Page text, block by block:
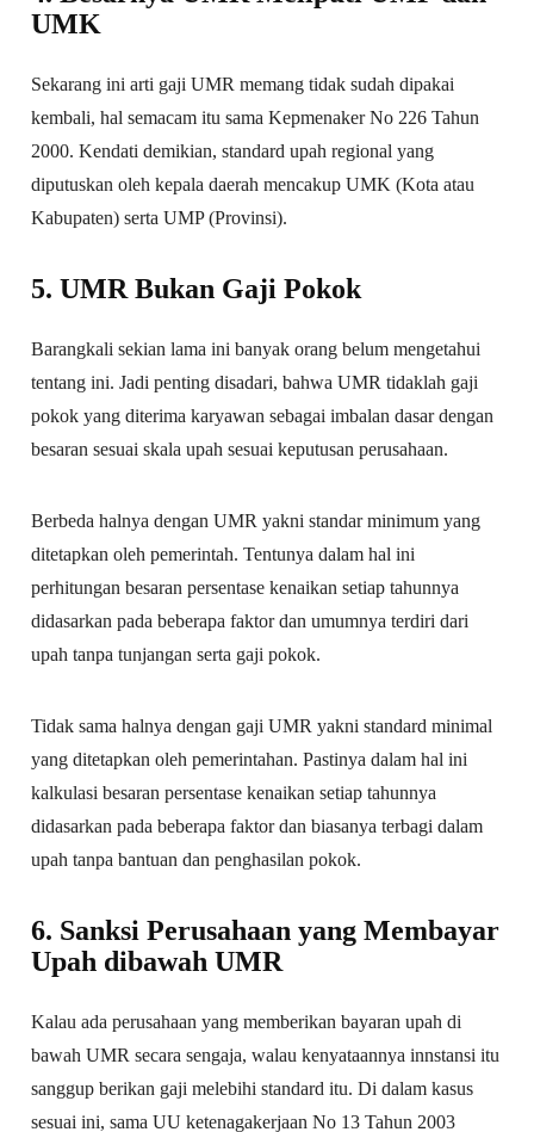
UMK
Sekarang ini arti gaji UMR memang tidak sudah dipakai
kembali, hal semacam itu sama Kepmenaker No 226 Tahun
2000. Kendati demikian, standard upah regional yang
diputuskan oleh kepala daerah mencakup UMK (Kota atau
Kabupaten) serta UMP (Provinsi).
5. UMR Bukan Gaji Pokok
Barangkali sekian lama ini banyak orang belum mengetahui
tentang ini. Jadi penting disadari, bahwa UMR tidaklah gaji
pokok yang diterima karyawan sebagai imbalan dasar dengan
besaran sesuai skala upah sesuai keputusan perusahaan.
Berbeda halnya dengan UMR yakni standar minimum yang
ditetapkan oleh pemerintah. Tentunya dalam hal ini
perhitungan besaran persentase kenaikan setiap tahunnya
didasarkan pada beberapa faktor dan umumnya terdiri dari
upah tanpa tunjangan serta gaji pokok.
Tidak sama halnya dengan gaji UMR yakni standard minimal
yang ditetapkan oleh pemerintahan. Pastinya dalam hal ini
kalkulasi besaran persentase kenaikan setiap tahunnya
didasarkan pada beberapa faktor dan biasanya terbagi dalam
upah tanpa bantuan dan penghasilan pokok.
6. Sanksi Perusahaan yang Membayar
Upah dibawah UMR
Kalau ada perusahaan yang memberikan bayaran upah di
bawah UMR secara sengaja, walau kenyataannya innstansi itu
sanggup berikan gaji melebihi standard itu. Di dalam kasus
sesuai ini, sama UU ketenagakerjaan No 13 Tahun 2003